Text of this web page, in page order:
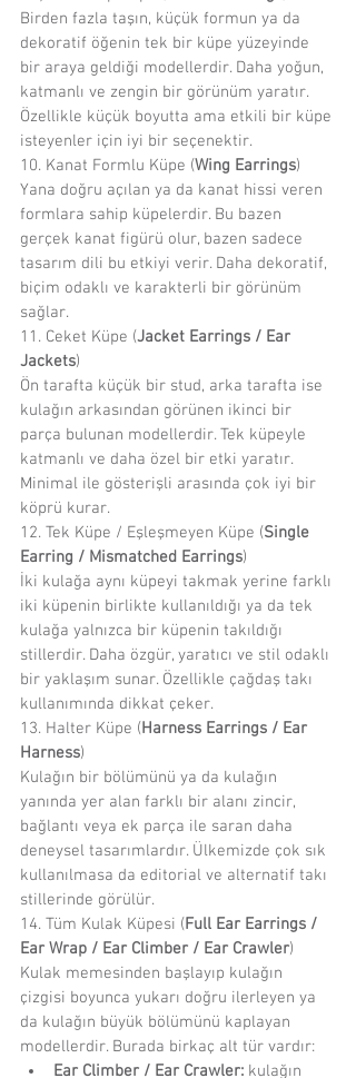
Birden fazla taşın, küçük formun ya da
dekoratif öğenin tek bir küpe yüzeyinde
bir araya geldiği modellerdir. Daha yoğun,
katmanlı ve zengin bir görünüm yaratır.
Özellikle küçük boyutta ama etkili bir küpe
isteyenler için iyi bir seçenektir.
10. Kanat Formlu Küpe (Wing Earrings)
Yana doğru açılan ya da kanat hissi veren
formlara sahip küpelerdir. Bu bazen
gerçek kanat figürü olur, bazen sadece
tasarım dili bu etkiyi verir. Daha dekoratif,
biçim odaklı ve karakterli bir görünüm
sağlar.
11. Ceket Küpe (Jacket Earrings / Ear
Jackets)
Ön tarafta küçük bir stud, arka tarafta ise
kulağın arkasından görünen ikinci bir
parça bulunan modellerdir. Tek küpeyle
katmanlı ve daha özel bir etki yaratır.
Minimal ile gösterişli arasında çok iyi bir
köprü kurar.
12. Tek Küpe / Eşleşmeyen Küpe (Single
Earring / Mismatched Earrings)
İki kulağa aynı küpeyi takmak yerine farklı
iki küpenin birlikte kullanıldığı ya da tek
kulağa yalnızca bir küpenin takıldığı
stillerdir. Daha özgür, yaratıcı ve stil odaklı
bir yaklaşım sunar. Özellikle çağdaş takı
kullanımında dikkat çeker.
13. Halter Küpe (Harness Earrings / Ear
Harness)
Kulağın bir bölümünü ya da kulağın
yanında yer alan farklı bir alanı zincir,
bağlantı veya ek parça ile saran daha
deneysel tasarımlardır. Ülkemizde çok sık
kullanılmasa da editorial ve alternatif takı
stillerinde görülür.
14. Tüm Kulak Küpesi (Full Ear Earrings /
Ear Wrap / Ear Climber / Ear Crawler)
Kulak memesinden başlayıp kulağın
çizgisi boyunca yukarı doğru ilerleyen ya
da kulağın büyük bölümünü kaplayan
modellerdir. Burada birkaç alt tür vardır:
Ear Climber / Ear Crawler: kulağın